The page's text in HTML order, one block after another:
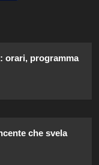
orari, programma
che svela